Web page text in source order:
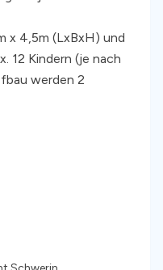
x 4,5m (LxBxH) und
12 Kindern (je nach
werden 2